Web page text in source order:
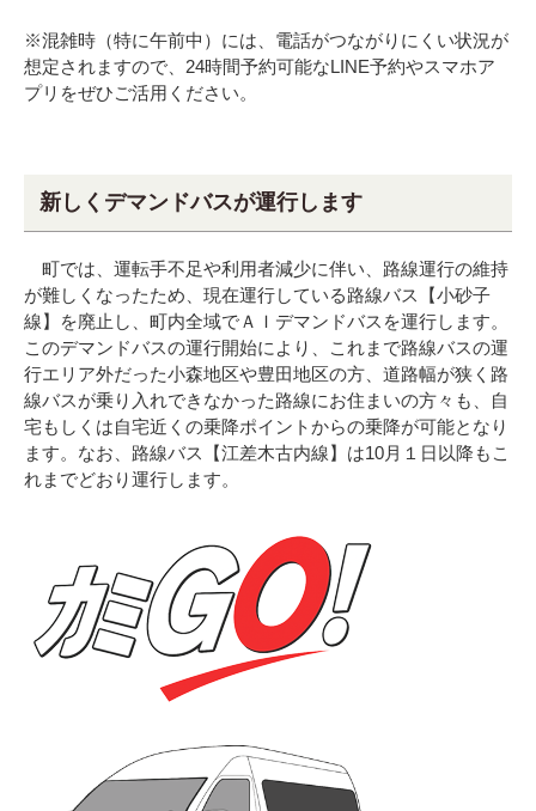
※混雑時（特に午前中）には、電話がつながりにくい状況が
想定されますので、24時間予約可能なLINE予約やスマホア
プリをぜひご活用ください。
新しくデマンドバスが運行します
町では、運転手不足や利用者減少に伴い、路線運行の維持
が難しくなったため、現在運行している路線バス【小砂子
線】を廃止し、町内全域でＡＩデマンドバスを運行します。
このデマンドバスの運行開始により、これまで路線バスの運
行エリア外だった小森地区や豊田地区の方、道路幅が狭く路
線バスが乗り入れできなかった路線にお住まいの方々も、自
宅もしくは自宅近くの乗降ポイントからの乗降が可能となり
ます。なお、路線バス【江差木古内線】は10月１日以降もこ
れまでどおり運行します。